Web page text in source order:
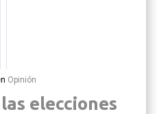
Opinión
elecciones